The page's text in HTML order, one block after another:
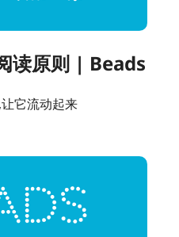
读原则 | Beads
它流动起来